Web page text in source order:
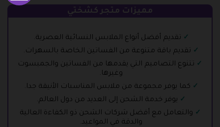
مميزات متجر كشختي
تقديم أفضل أنواع الملابس النسائية العصرية.
تقديم باقة متنوعة من الفساتين الخاصة بالسهرات.
تتنوع التصاميم التي يقدمها من الفساتين والجمبسوت
وغيرها.
كما يوفر مجموعة من ملابس المناسبات الأنيقة جدا.
يوفر خدمة الشحن إلى العديد من دول العالم.
والتعامل مع أفضل شركات الشحن ذو الكفاءة العالية
والدقة في المواعيد.